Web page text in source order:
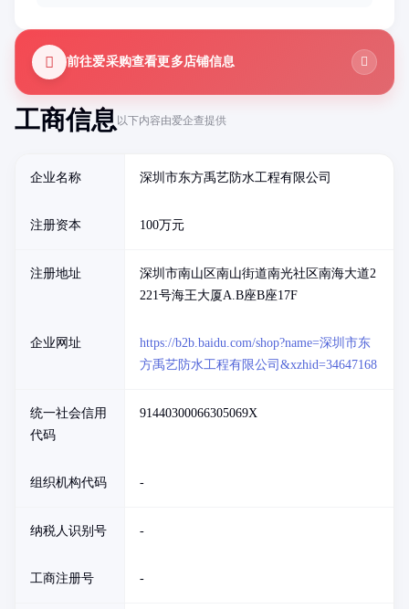
工商信息以下内容由爱企查提供
企业名称 深圳市东方禹艺防水工程有限公司
注册资本 100万元
注册地址
深圳市南山区南山街道南光社区南海大道2
221号海王大厦A.B座B座17F
企业网址
https://b2b.baidu.com/shop?name=深圳市东
方禹艺防水工程有限公司&xzhid=34647168
统一社会信用
代码
91440300066305069X
组织机构代码 -
纳税人识别号 -
工商注册号 -
前往爱采购查看更多店铺信息